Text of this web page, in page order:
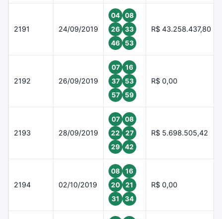
2191 24/09/2019
04
08
26
33
46
53
R$ 43.258.437,80
2192 26/09/2019
07
16
37
53
57
59
R$ 0,00
2193 28/09/2019
07
08
22
27
29
42
R$ 5.698.505,42
2194 02/10/2019
08
16
20
21
31
34
R$ 0,00